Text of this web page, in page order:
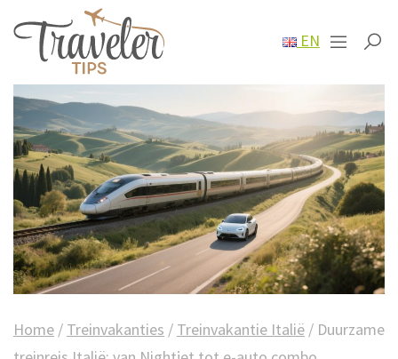
EN
Home / Treinvakanties / Treinvakantie Italië / Duurzame